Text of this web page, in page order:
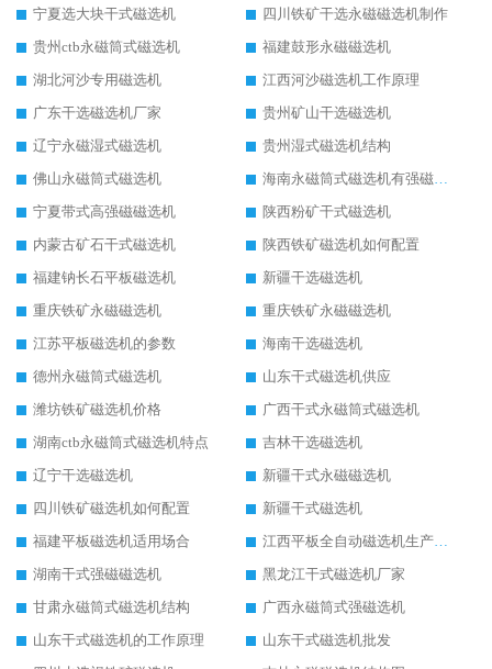
宁夏选大块干式磁选机
四川铁矿干选永磁磁选机制作
贵州ctb永磁筒式磁选机
福建鼓形永磁磁选机
湖北河沙专用磁选机
江西河沙磁选机工作原理
广东干选磁选机厂家
贵州矿山干选磁选机
辽宁永磁湿式磁选机
贵州湿式磁选机结构
佛山永磁筒式磁选机
海南永磁筒式磁选机有强磁的吗
宁夏带式高强磁磁选机
陕西粉矿干式磁选机
内蒙古矿石干式磁选机
陕西铁矿磁选机如何配置
福建钠长石平板磁选机
新疆干选磁选机
重庆铁矿永磁磁选机
重庆铁矿永磁磁选机
江苏平板磁选机的参数
海南干选磁选机
德州永磁筒式磁选机
山东干式磁选机供应
潍坊铁矿磁选机价格
广西干式永磁筒式磁选机
湖南ctb永磁筒式磁选机特点
吉林干选磁选机
辽宁干选磁选机
新疆干式永磁磁选机
四川铁矿磁选机如何配置
新疆干式磁选机
福建平板磁选机适用场合
江西平板全自动磁选机生产厂家
湖南干式强磁磁选机
黑龙江干式磁选机厂家
甘肃永磁筒式磁选机结构
广西永磁筒式强磁选机
山东干式磁选机的工作原理
山东干式磁选机批发